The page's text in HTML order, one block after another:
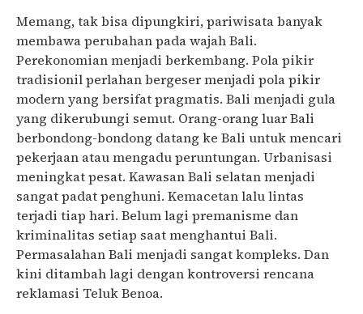
Memang, tak bisa dipungkiri, pariwisata banyak
membawa perubahan pada wajah Bali.
Perekonomian menjadi berkembang. Pola pikir
tradisionil perlahan bergeser menjadi pola pikir
modern yang bersifat pragmatis. Bali menjadi gula
yang dikerubungi semut. Orang-orang luar Bali
berbondong-bondong datang ke Bali untuk mencari
pekerjaan atau mengadu peruntungan. Urbanisasi
meningkat pesat. Kawasan Bali selatan menjadi
sangat padat penghuni. Kemacetan lalu lintas
terjadi tiap hari. Belum lagi premanisme dan
kriminalitas setiap saat menghantui Bali.
Permasalahan Bali menjadi sangat kompleks. Dan
kini ditambah lagi dengan kontroversi rencana
reklamasi Teluk Benoa.